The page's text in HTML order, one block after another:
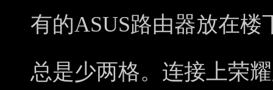
有的ASUS路由器放在
总是少两格。连接上荣